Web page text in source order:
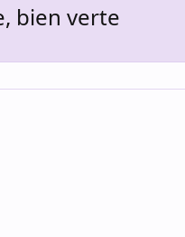
bien verte